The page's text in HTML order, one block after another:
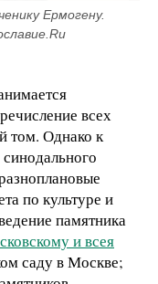
Ермогену.
всех
том. Однако к
по культуре и
памятника
и всея
саду в Москве;